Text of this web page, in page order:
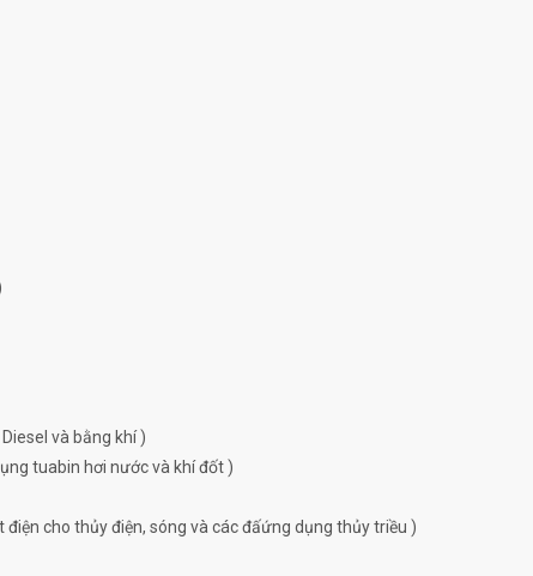
và bằng khí )
tuabin hơi nước và khí đốt )
cho thủy điện, sóng và các đấứng dụng thủy triều )